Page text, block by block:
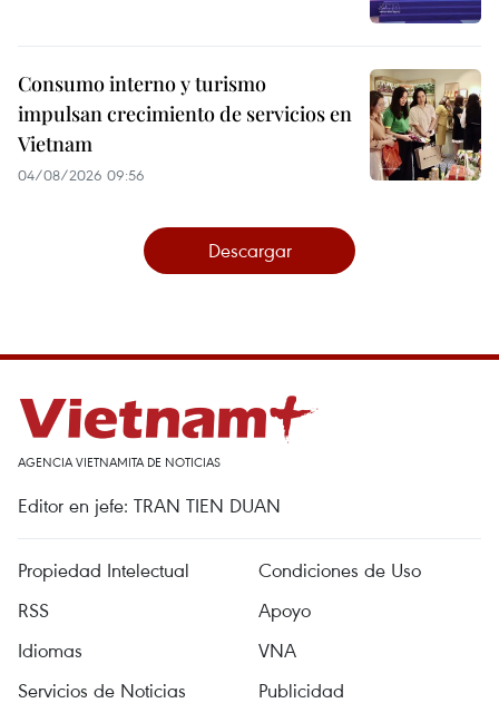
Consumo interno y turismo
impulsan crecimiento de servicios en
Vietnam
04/08/2026 09:56
Descargar
AGENCIA VIETNAMITA DE NOTICIAS
Editor en jefe: TRAN TIEN DUAN
Propiedad Intelectual
Condiciones de Uso
RSS
Apoyo
Idiomas
VNA
Servicios de Noticias
Publicidad